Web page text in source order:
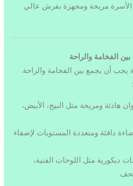
الأسرة مريحة ومجهزة بفرش عالي
يجب أن يجمع بين الفخامة والراحة.
هادئة ومريحة مثل البيج، الأبيض،
دافئة ومتعددة المستويات لإضفاء
ديكورية مثل اللوحات الفنية،